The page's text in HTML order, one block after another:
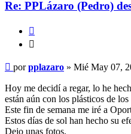
Re: PPLázaro (Pedro)
Mensaje
porpplazaro » Mié May 07,
Hoy me decidí a regar, lo he
están aún con los plásticos de
Este fin de semana me iré a
Estos días de sol han hecho su
Dejo unas fotos.